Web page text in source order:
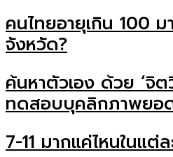
คนไทยอายุเกิน 100 ม
จังหวัด?
ค้นหาตัวเอง ด้วย ‘จิ
ทดสอบบุคลิกภาพยอ
7-11 มากแค่ไหนในแต่